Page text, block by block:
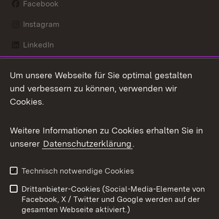
Facebook
Instagram
LinkedIn
X / Twitter
Youtube
Kontakt
Datenschutz
Barrierefreiheit
Impressum
Cookies
Um unsere Webseite für Sie optimal gestalten
und verbessern zu können, verwenden wir
Cookies.
Weitere Informationen zu Cookies erhalten Sie in
unserer Datenschutzerklärung.
Technisch notwendige Cookies
Drittanbieter-Cookies (Social-Media-Elemente von
Facebook, X / Twitter und Google werden auf der
gesamten Webseite aktiviert.)